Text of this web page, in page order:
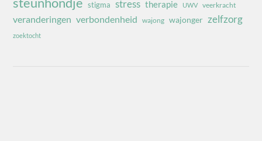
stigma stress therapie UWV veerkracht
veranderingen verbondenheid wajong wajonger zelfzorg
zoektocht